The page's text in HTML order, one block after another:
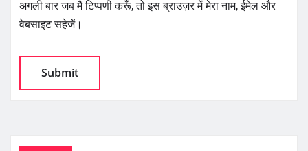
अगली बार जब मैं टिप्पणी करूँ, तो इस ब्राउज़र में मेरा नाम, ईमेल और
वेबसाइट सहेजें।